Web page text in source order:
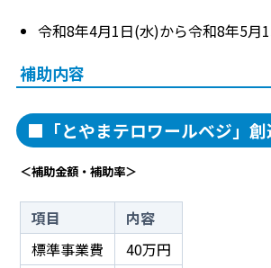
令和8年4月1日(水)から令和8年5月
補助内容
■「とやまテロワールベジ」創
＜補助金額・補助率＞
項目
内容
標準事業費
40万円